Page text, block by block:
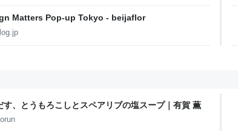
Matters Pop-up Tokyo - beijaflor
す、とうもろこしとスペアリブの塩スープ｜有賀 薫